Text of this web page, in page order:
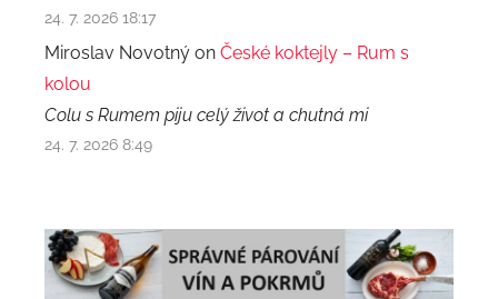
24. 7. 2026 18:17
Miroslav Novotný on České koktejly – Rum s
kolou
Colu s Rumem piju celý život a chutná mi
24. 7. 2026 8:49